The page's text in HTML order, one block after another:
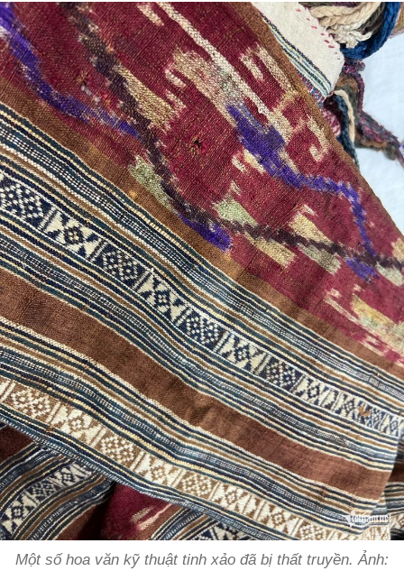
Một số hoa văn kỹ thuật tinh xảo đã bị thất truyền. Ảnh: